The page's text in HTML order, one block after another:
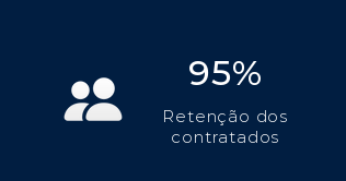
95%
Retenção dos
contratados